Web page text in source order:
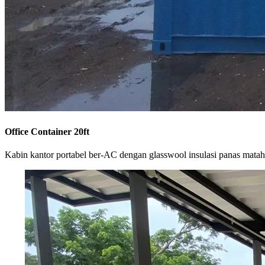
Office Container 20ft
Kabin kantor portabel ber-AC dengan glasswool insulasi panas